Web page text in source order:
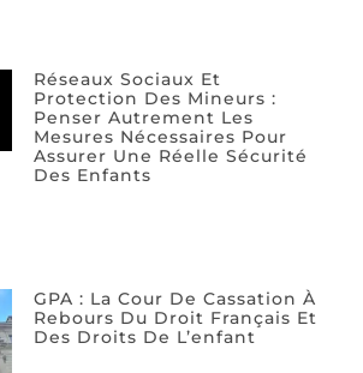
Réseaux Sociaux Et
Protection Des Mineurs :
Penser Autrement Les
Mesures Nécessaires Pour
Assurer Une Réelle Sécurité
Des Enfants
GPA : La Cour De Cassation À
Rebours Du Droit Français Et
Des Droits De L’enfant